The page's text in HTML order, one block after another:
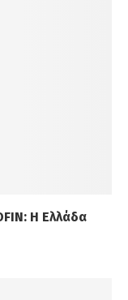
Η Ελλάδα